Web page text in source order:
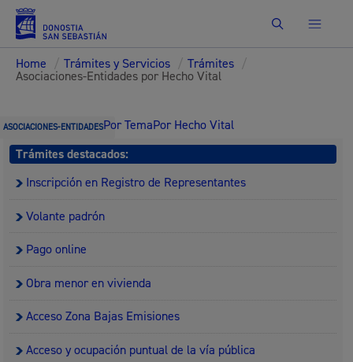
Buscar
Home / Trámites y Servicios / Trámites /
Asociaciones-Entidades por Hecho Vital
ASOCIACIONES-ENTIDADESPor TemaPor Hecho Vital
Trámites destacados:
Inscripción en Registro de Representantes
Volante padrón
Pago online
Obra menor en vivienda
Acceso Zona Bajas Emisiones
Acceso y ocupación puntual de la vía pública